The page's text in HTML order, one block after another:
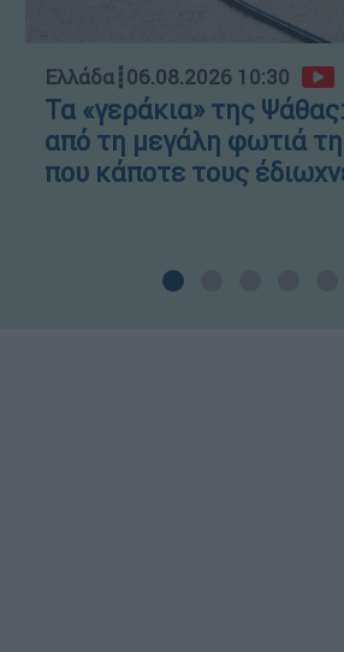
Ελλάδα┋06.08.2026 10:30
Τα «γεράκια» της
από τη μεγάλη φωτιά τη
που κάποτε τους